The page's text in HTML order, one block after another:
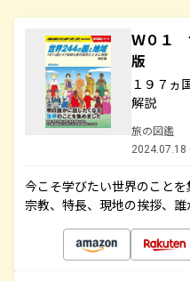
Ｗ０１
版
１９７ヵ
解説
旅の図鑑
2024.07.18
今こそ学びたい世界のことを
宗教、特長、現地の挨拶、誰